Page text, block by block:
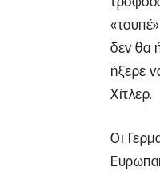
δεν θα
ήξερε
Χίτλερ.
Οι